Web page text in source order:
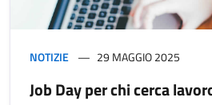
NOTIZIE 29 MAGGIO 2025
Job Day per chi cerca